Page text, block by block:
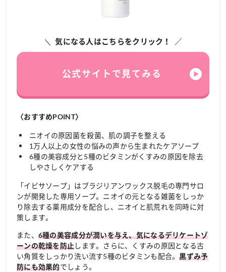
気になる人はこちらをクリック！
公式サイトで見てみる
〈おすすめPOINT〉
ニオイの原因菌を殺菌、肌の調子を整える
1万人以上の女性の悩みの声から生まれたケアソープ
6種の美容成分と5種のビタミンがくすみの原因を除去
しやさしくケアする
「イビサソープ」はブラジリアンワックス脱毛の専門サロ
ンが開発した専用ソープ。ニオイの元となる雑菌をしっか
り除去する薬用成分を配合し、ニオイと肌荒れを同時に対
策します。
また、 6種の美容成分が潤いを与え、気になるデリケートゾ
ーンの乾燥を防止します。さらに、くすみの原因となる古
い角質をしっかり洗い流す5種のビタミンも配合。黒ずみ予
防にも効果的でしょう。